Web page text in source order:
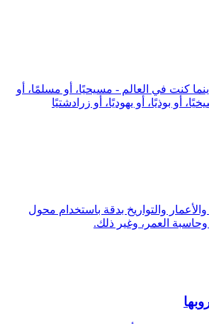
كنت في العالم - مسيحيًا، أو مسلمًا، أو
أو بوذيًا، أو يهوديًا، أو زرادشتيًا
والتواريخ بدقة باستخدام محول
وحاسبة العمر، وغير ذلك.